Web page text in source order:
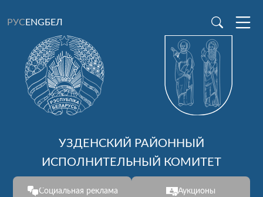
РУСENGБЕЛ
УЗДЕНСКИЙ РАЙОННЫЙ
ИСПОЛНИТЕЛЬНЫЙ КОМИТЕТ
Социальная реклама Аукционы